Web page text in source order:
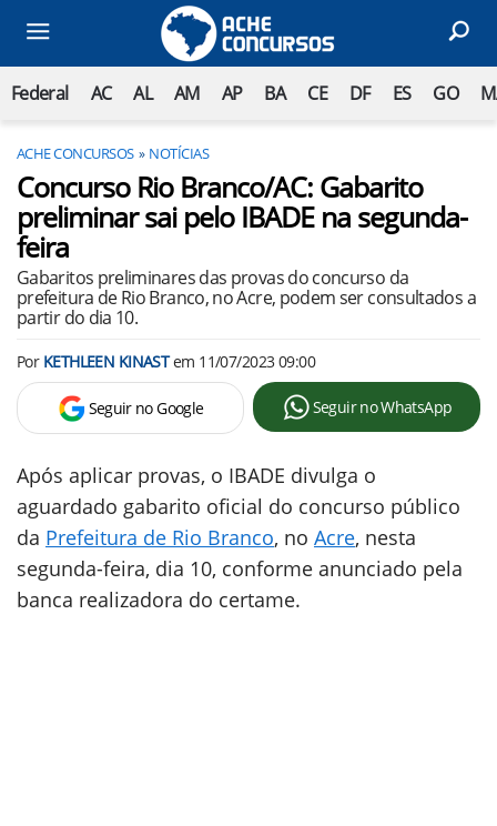
Federal AC AL AM AP BA CE DF ES GO
ACHE CONCURSOS NOTÍCIAS
Concurso Rio Branco/AC: Gabarito
preliminar sai pelo IBADE na segunda-
feira
Gabaritos preliminares das provas do concurso da
prefeitura de Rio Branco, no Acre, podem ser consultados a
partir do dia 10.
Por KETHLEEN KINASTem 11/07/2023 09:00
Seguir no Google Seguir no WhatsApp
Após aplicar provas, o IBADE divulga o
aguardado gabarito oficial do concurso público
da Prefeitura de Rio Branco, no Acre, nesta
segunda-feira, dia 10, conforme anunciado pela
banca realizadora do certame.